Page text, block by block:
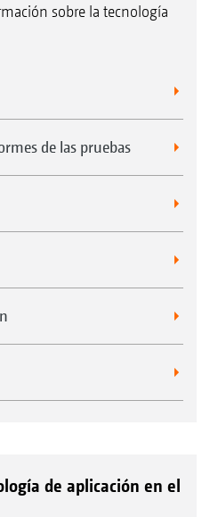
sobre la tecnología
de las pruebas
de aplicación en el